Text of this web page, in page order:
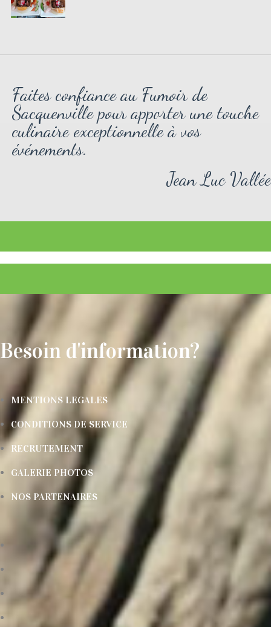
Faites confiance au Fumoir de
Sacquenville pour apporter une touche
culinaire exceptionnelle à vos
événements.
Jean Luc Vallée
Besoin d'information?
MENTIONS LEGALES
CONDITIONS DE SERVICE
RECRUTEMENT
GALERIE PHOTOS
NOS PARTENAIRES